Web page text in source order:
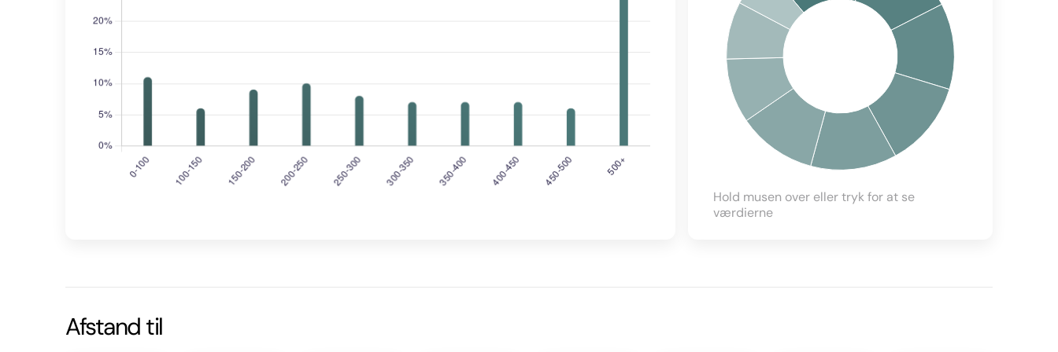
Hold musen over eller tryk for at se
værdierne
Afstand til